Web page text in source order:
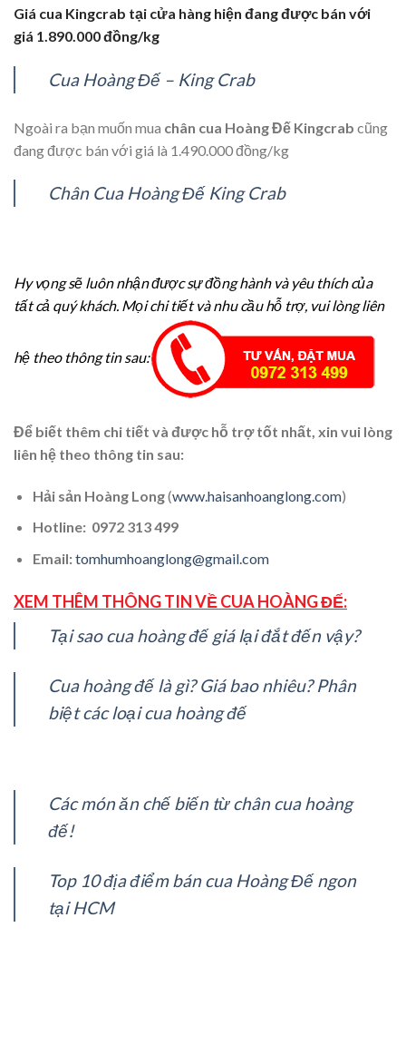
Giá cua Kingcrab tại cửa hàng hiện đang được bán với
giá 1.890.000 đồng/kg
Cua Hoàng Đế – King Crab
Ngoài ra bạn muốn mua chân cua Hoàng Đế Kingcrab cũng
đang được bán với giá là 1.490.000 đồng/kg
Chân Cua Hoàng Đế King Crab
Hy vọng sẽ luôn nhận được sự đồng hành và yêu thích của
tất cả quý khách. Mọi chi tiết và nhu cầu hỗ trợ, vui lòng liên
hệ theo thông tin sau:
Để biết thêm chi tiết và được hỗ trợ tốt nhất, xin vui lòng
liên hệ theo thông tin sau:
Hải sản Hoàng Long(www.haisanhoanglong.com)
Hotline: 0972 313 499
Email:tomhumhoanglong@gmail.com
XEM THÊM THÔNG TIN VỀ CUA HOÀNG ĐẾ:
Tại sao cua hoàng đế giá lại đắt đến vậy?
Cua hoàng đế là gì? Giá bao nhiêu? Phân
biệt các loại cua hoàng đế
Các món ăn chế biến từ chân cua hoàng
đế!
Top 10 địa điểm bán cua Hoàng Đế ngon
tại HCM